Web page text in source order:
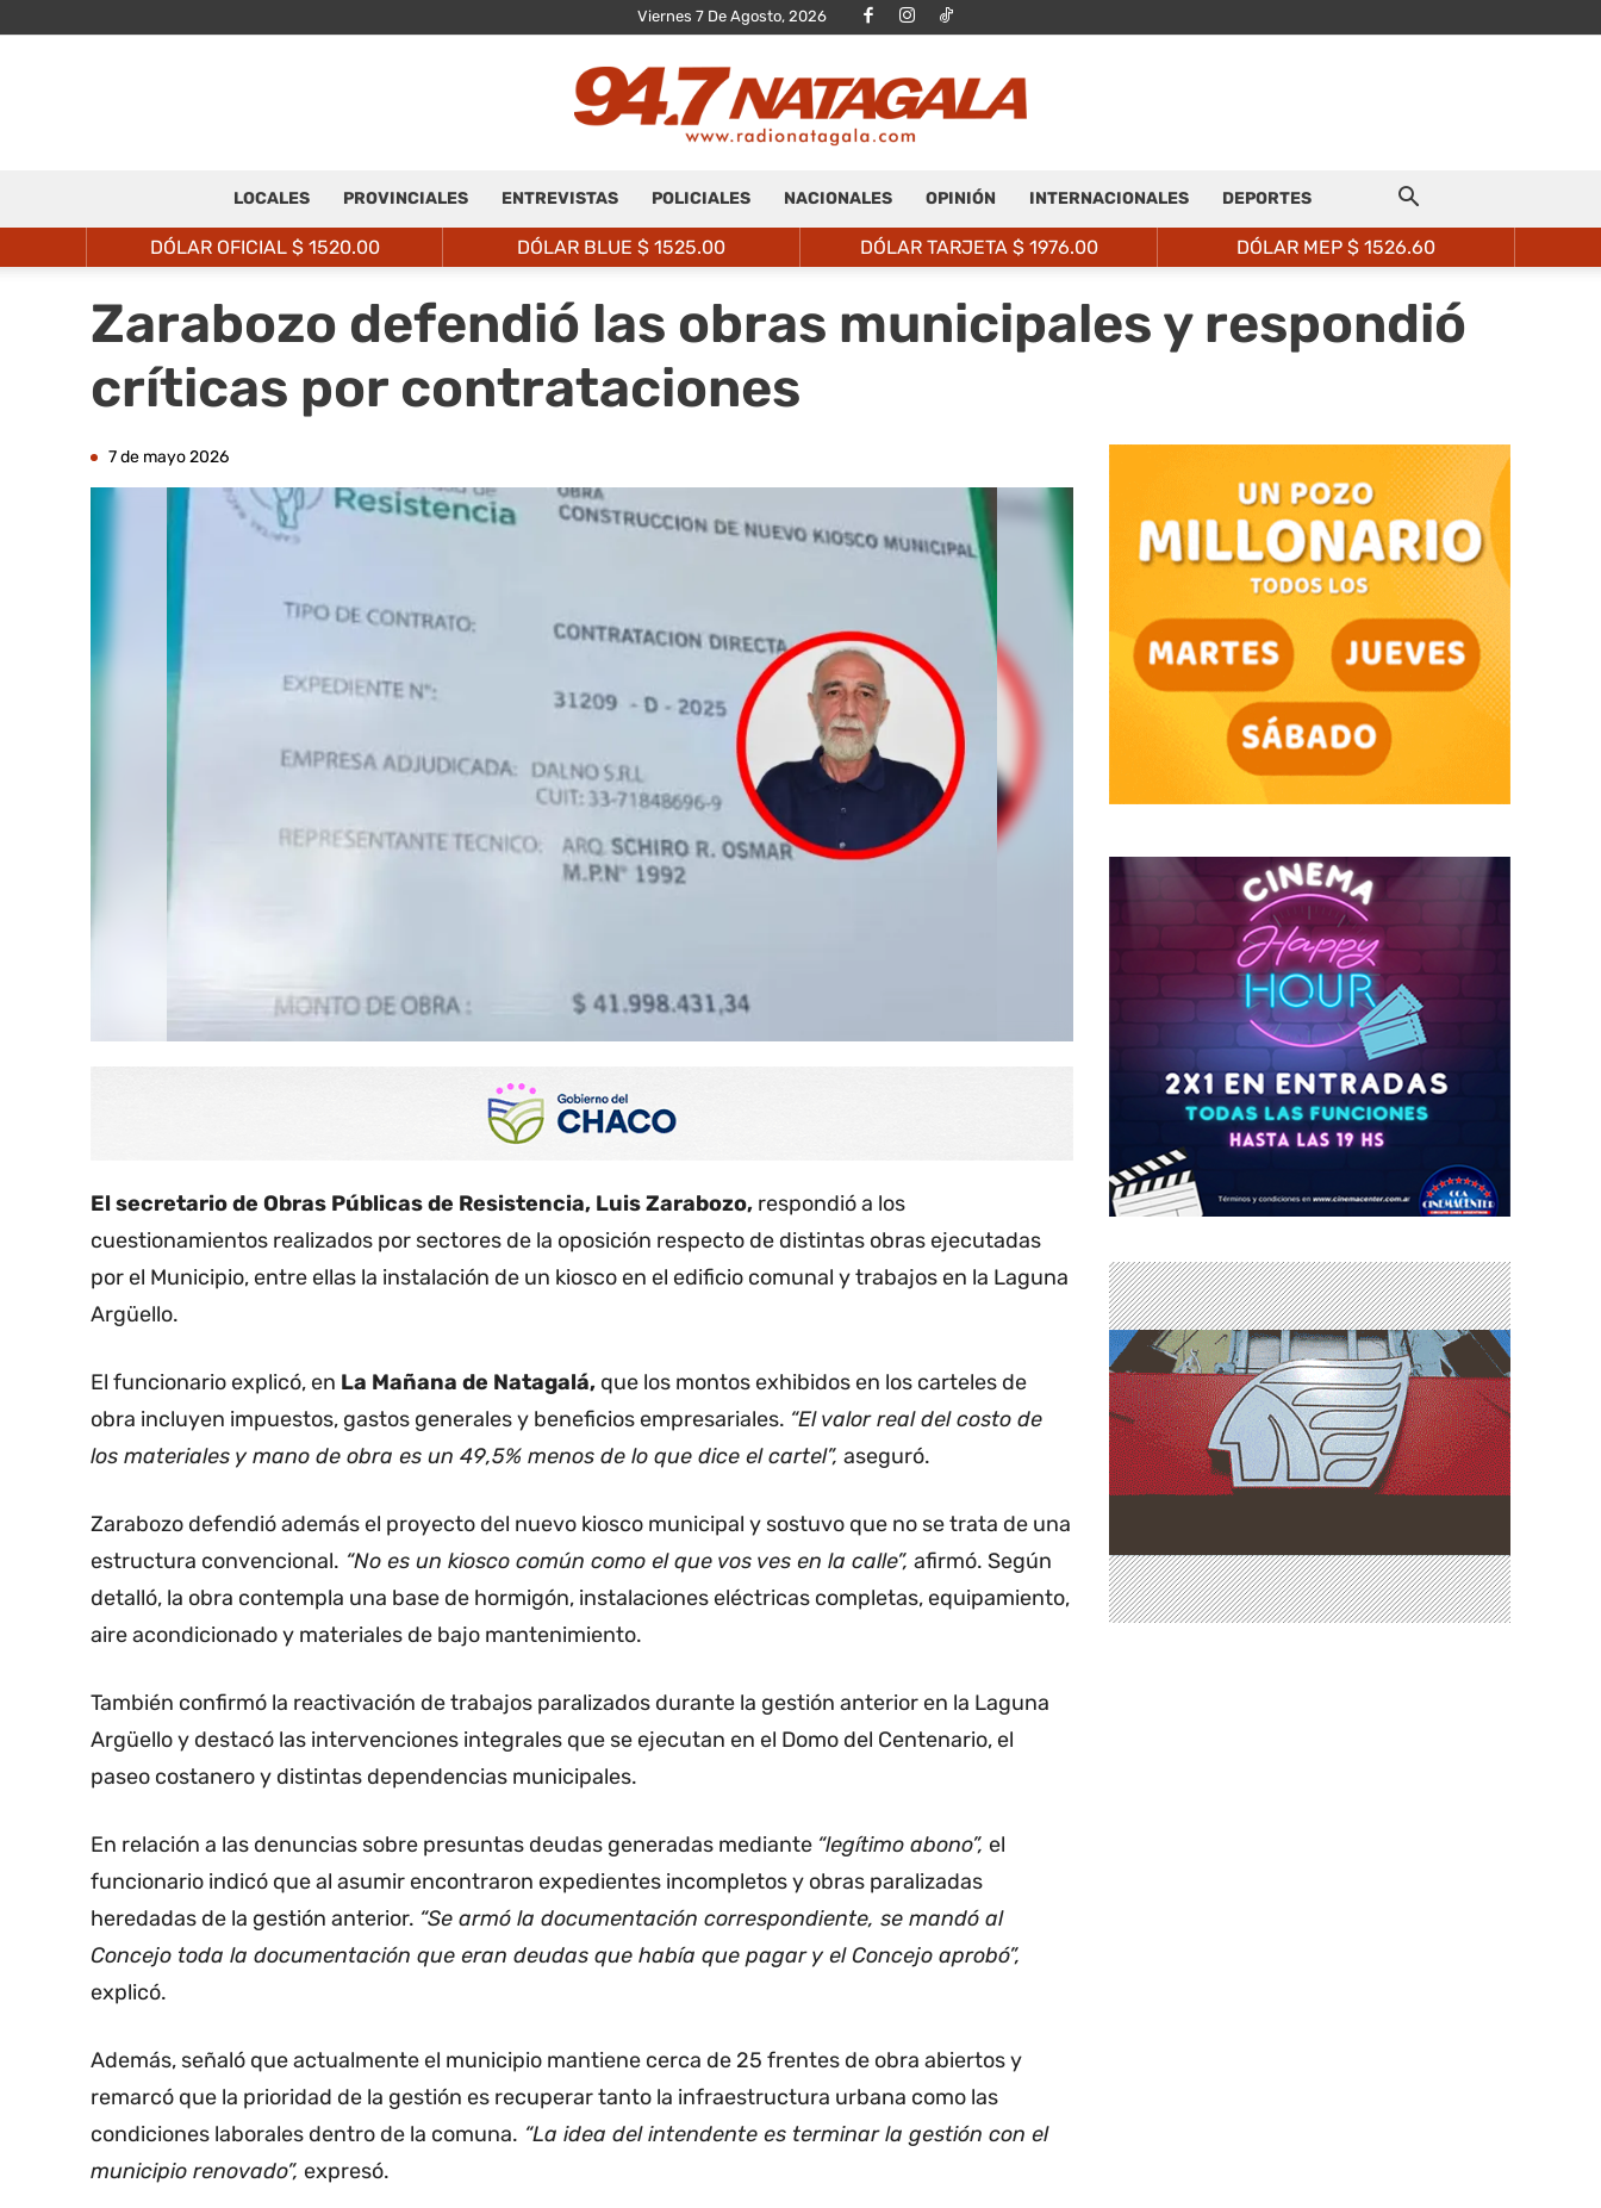
Viernes 7 De Agosto, 2026
LOCALES PROVINCIALES ENTREVISTAS POLICIALES NACIONALES OPINIÓN INTERNACIONALES DEPORTES
DÓLAR OFICIAL $ 1520.00 DÓLAR BLUE $ 1525.00 DÓLAR TARJETA $ 1976.00 DÓLAR MEP $ 1526.60
Zarabozo defendió las obras municipales y respondió
críticas por contrataciones
7 de mayo 2026
El secretario de Obras Públicas de Resistencia, Luis Zarabozo, respondió a los
cuestionamientos realizados por sectores de la oposición respecto de distintas obras ejecutadas
por el Municipio, entre ellas la instalación de un kiosco en el edificio comunal y trabajos en la Laguna
Argüello.
El funcionario explicó, en La Mañana de Natagalá, que los montos exhibidos en los carteles de
obra incluyen impuestos, gastos generales y beneficios empresariales. “El valor real del costo de
los materiales y mano de obra es un 49,5% menos de lo que dice el cartel”, aseguró.
Zarabozo defendió además el proyecto del nuevo kiosco municipal y sostuvo que no se trata de una
estructura convencional. “No es un kiosco común como el que vos ves en la calle”, afirmó. Según
detalló, la obra contempla una base de hormigón, instalaciones eléctricas completas, equipamiento,
aire acondicionado y materiales de bajo mantenimiento.
También confirmó la reactivación de trabajos paralizados durante la gestión anterior en la Laguna
Argüello y destacó las intervenciones integrales que se ejecutan en el Domo del Centenario, el
paseo costanero y distintas dependencias municipales.
En relación a las denuncias sobre presuntas deudas generadas mediante “legítimo abono”, el
funcionario indicó que al asumir encontraron expedientes incompletos y obras paralizadas
heredadas de la gestión anterior. “Se armó la documentación correspondiente, se mandó al
Concejo toda la documentación que eran deudas que había que pagar y el Concejo aprobó”,
explicó.
Además, señaló que actualmente el municipio mantiene cerca de 25 frentes de obra abiertos y
remarcó que la prioridad de la gestión es recuperar tanto la infraestructura urbana como las
condiciones laborales dentro de la comuna. “La idea del intendente es terminar la gestión con el
municipio renovado”, expresó.